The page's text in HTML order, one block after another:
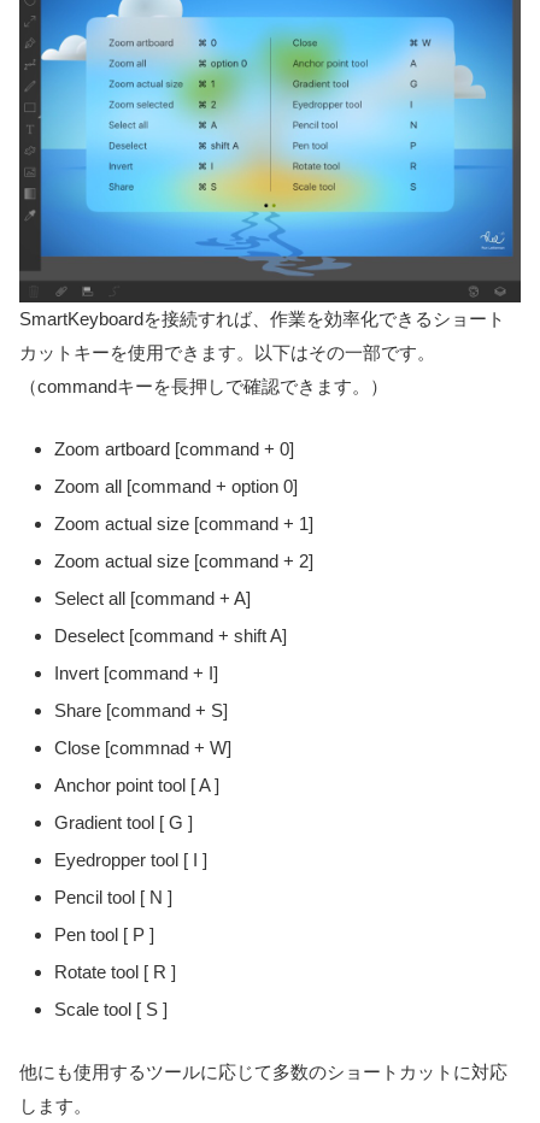
SmartKeyboardを接続すれば、作業を効率化できるショート
カットキーを使用できます。以下はその一部です。
（commandキーを長押しで確認できます。）
Zoom artboard [command + 0]
Zoom all [command + option 0]
Zoom actual size [command + 1]
Zoom actual size [command + 2]
Select all [command + A]
Deselect [command + shift A]
Invert [command + I]
Share [command + S]
Close [commnad + W]
Anchor point tool [ A ]
Gradient tool [ G ]
Eyedropper tool [ I ]
Pencil tool [ N ]
Pen tool [ P ]
Rotate tool [ R ]
Scale tool [ S ]
他にも使用するツールに応じて多数のショートカットに対応
します。